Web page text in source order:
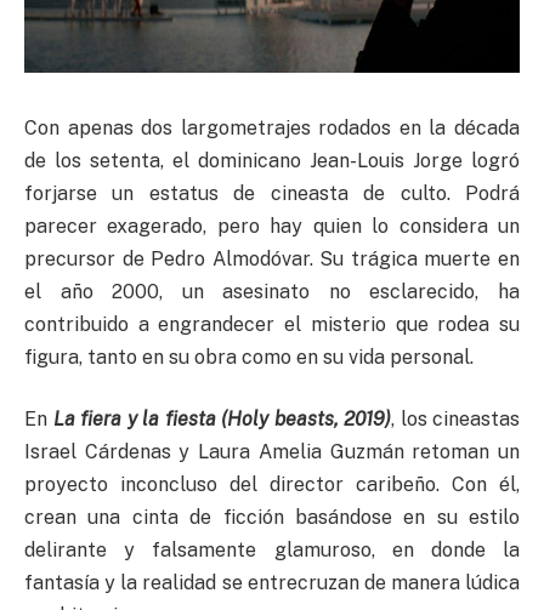
Con apenas dos largometrajes rodados en la década
de los setenta, el dominicano Jean-Louis Jorge logró
forjarse un estatus de cineasta de culto. Podrá
parecer exagerado, pero hay quien lo considera un
precursor de Pedro Almodóvar. Su trágica muerte en
el año 2000, un asesinato no esclarecido, ha
contribuido a engrandecer el misterio que rodea su
figura, tanto en su obra como en su vida personal.
En La fiera y la fiesta (Holy beasts, 2019), los cineastas
Israel Cárdenas y Laura Amelia Guzmán retoman un
proyecto inconcluso del director caribeño. Con él,
crean una cinta de ficción basándose en su estilo
delirante y falsamente glamuroso, en donde la
fantasía y la realidad se entrecruzan de manera lúdica